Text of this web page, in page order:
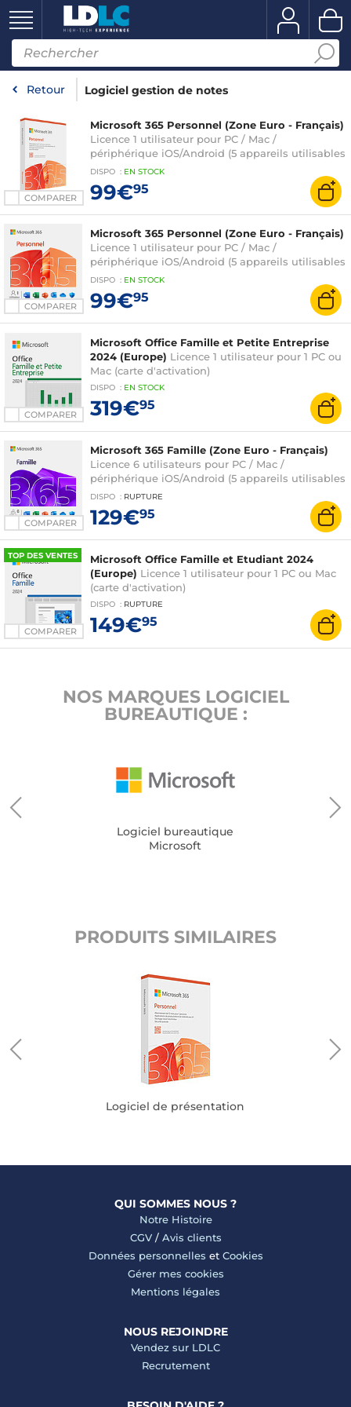
Retour Logiciel gestion de notes
COMPARER
Microsoft 365 Personnel (Zone Euro - Français)
Licence 1 utilisateur pour PC / Mac /
périphérique iOS/Android (5 appareils utilisables
simultanément) - Abonnement 1 an (version
boîte avec clé d'activation)
DISPO : EN STOCK
99€95
COMPARER
Microsoft 365 Personnel (Zone Euro - Français)
Licence 1 utilisateur pour PC / Mac /
périphérique iOS/Android (5 appareils utilisables
simultanément) - Abonnement 1 an (version
boîte avec clé d'activation)
DISPO : EN STOCK
99€95
COMPARER
Microsoft Office Famille et Petite Entreprise
2024 (Europe) Licence 1 utilisateur pour 1 PC ou
Mac (carte d'activation)
DISPO : EN STOCK
319€95
COMPARER
Microsoft 365 Famille (Zone Euro - Français)
Licence 6 utilisateurs pour PC / Mac /
périphérique iOS/Android (5 appareils utilisables
simultanément) - Abonnement 1 an (version
boîte avec clé d'activation)
DISPO : RUPTURE
129€95
TOP DES VENTES
COMPARER
Microsoft Office Famille et Etudiant 2024
(Europe) Licence 1 utilisateur pour 1 PC ou Mac
(carte d'activation)
DISPO : RUPTURE
149€95
NOS MARQUES LOGICIEL
BUREAUTIQUE :
Logiciel bureautique
Microsoft
PRODUITS SIMILAIRES
Logiciel de présentation
QUI SOMMES NOUS ?
Notre Histoire
CGV/ Avis clients
Données personnelles et Cookies
Gérer mes cookies
Mentions légales
NOUS REJOINDRE
Vendez sur LDLC
Recrutement